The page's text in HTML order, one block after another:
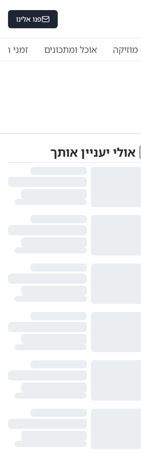
פנו אלינו
מוזיקה אוכל ומתכונים זמני
אולי יעניין אותך